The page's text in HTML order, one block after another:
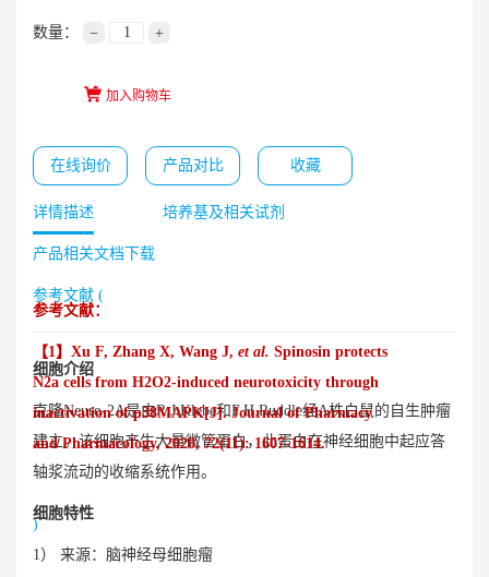
数量： − +
加入购物车
在线询价 产品对比 收藏
详情描述 培养基及相关试剂
产品相关文档下载
参考文献 (
参考文献：
【1】Xu F, Zhang X, Wang J, et al. Spinosin protects
N2a cells from H2O2‐induced neurotoxicity through
inactivation of p38MAPK[J]. Journal of Pharmacy
and Pharmacology, 2020, 72(11): 1607-1614.
)
细胞介绍
克隆Neuro-2A是由R.J.Klebe和F.H.Ruddle经A株白鼠的自生肿瘤
建立。该细胞产生大量微管蛋白，此蛋白在神经细胞中起应答
轴浆流动的收缩系统作用。
细胞特性
1） 来源：脑神经母细胞瘤